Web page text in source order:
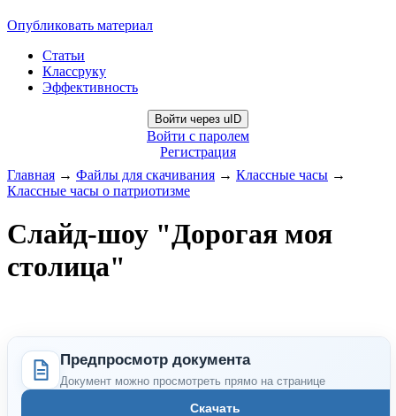
Опубликовать материал
Статьи
Классруку
Эффективность
Войти через uID
Войти с паролем
Регистрация
Главная → Файлы для скачивания → Классные часы →
Классные часы о патриотизме
Слайд-шоу "Дорогая моя
столица"
Предпросмотр документа
Документ можно просмотреть прямо на странице
Скачать